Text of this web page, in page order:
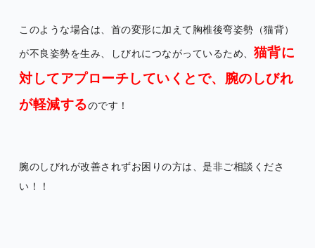
このような場合は、首の変形に加えて胸椎後弯姿勢（猫背）
が不良姿勢を生み、しびれにつながっているため、 猫背に
対してアプローチしていくとで、腕のしびれ
が軽減するのです！
腕のしびれが改善されずお困りの方は、是非ご相談くださ
い！！